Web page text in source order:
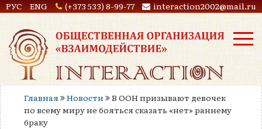
РУС ENG (+373 533) 8-99-77 interaction2002@mail.ru
Главная Новости
В ООН призывают девочек
по всему миру не бояться сказать «нет» раннему
браку